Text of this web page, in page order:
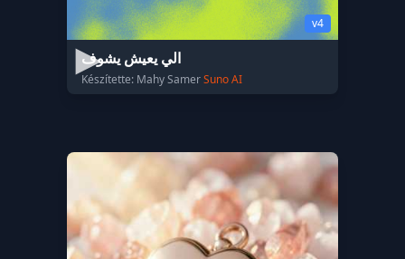
v4
الي يعيش يشوف
Készítette: Mahy SamerSuno AI